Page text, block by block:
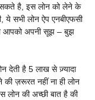
सकते है, इस लोन को लेने के
ये सभी लोन ऐप एनबीएफसी
आपको अपनी सूझ – बुझ
देती है 5 लाख से ज़्यादा
ज़रूरत नहीं ना ही लोन
लोन की अच्छी बात है की